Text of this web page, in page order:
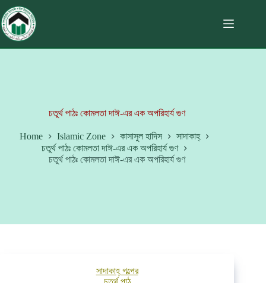
চতুর্থ পাঠঃ কোমলতা দাঈ-এর এক অপরিহার্য গুণ
Home Islamic Zone কাসাসুল হাদিস
সাদাকাহ্‌
চতুর্থ পাঠঃ কোমলতা দাঈ-এর এক অপরিহার্য গুণ
চতুর্থ পাঠঃ কোমলতা দাঈ-এর এক অপরিহার্য গুণ
সাদাকাহ্‌ গল্পের